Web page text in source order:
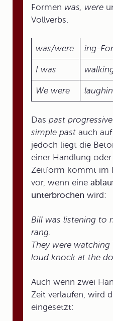
Formen was, were
Vollverbs.
was/were ing-
I was walk
We were laugh
Das past progressive
simple past auch
jedoch liegt die
einer Handlung
Zeitform kommt im
vor, wenn eine
unterbrochen wird:
Bill was listening to
rang.
They were watching
loud knock at the
Auch wenn zwei
Zeit verlaufen, wird
eingesetzt: